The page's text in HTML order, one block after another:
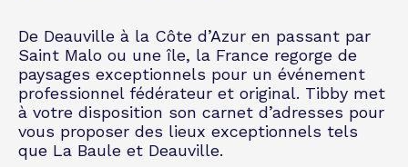
De Deauville à la Côte d’Azur en passant par
Saint Malo ou une île, la France regorge de
paysages exceptionnels pour un événement
professionnel fédérateur et original. Tibby met
à votre disposition son carnet d’adresses pour
vous proposer des lieux exceptionnels tels
que La Baule et Deauville.